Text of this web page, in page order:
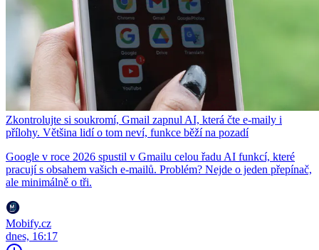
Zkontrolujte si soukromí, Gmail zapnul AI, která čte e-maily i
přílohy. Většina lidí o tom neví, funkce běží na pozadí
Google v roce 2026 spustil v Gmailu celou řadu AI funkcí, které
pracují s obsahem vašich e-mailů. Problém? Nejde o jeden přepínač,
ale minimálně o tři.
Mobify.cz
dnes, 16:17